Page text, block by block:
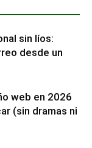
sin líos:
desde un
web en 2026
(sin dramas ni